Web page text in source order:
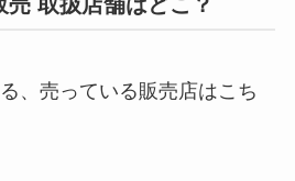
、売っている販売店はこち